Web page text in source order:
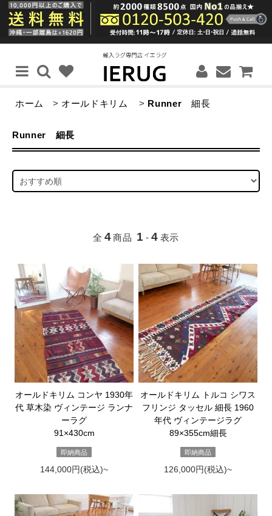
ホーム > オールドキリム > Runner 細長
Runner 細長
全 4 商品 1 - 4 表示
オールドキリム コンヤ 1930年
代 草木染 ヴィンテージ ランナ
ーラグ
91×430cm
即納商品
144,000円(税込)~
オールドキリム トルコ シワス
フリンジ タッセル 細長 1960
年代 ヴィンテージラグ
89×355cm細長
即納商品
126,000円(税込)~